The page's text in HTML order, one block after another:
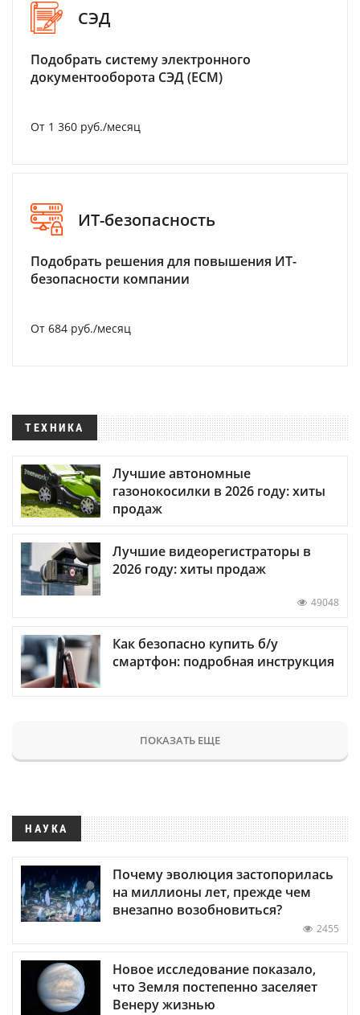
СЭД
Подобрать систему электронного
документооборота СЭД (ECM)
От 1 360 руб./месяц
ИТ-безопасность
Подобрать решения для повышения ИТ-
безопасности компании
От 684 руб./месяц
ТЕХНИКА
Лучшие автономные
газонокосилки в 2026 году: хиты
продаж
Лучшие видеорегистраторы в
2026 году: хиты продаж
49048
Как безопасно купить б/у
смартфон: подробная инструкция
ПОКАЗАТЬ ЕЩЕ
НАУКА
Почему эволюция застопорилась
на миллионы лет, прежде чем
внезапно возобновиться?
2455
Новое исследование показало,
что Земля постепенно заселяет
Венеру жизнью